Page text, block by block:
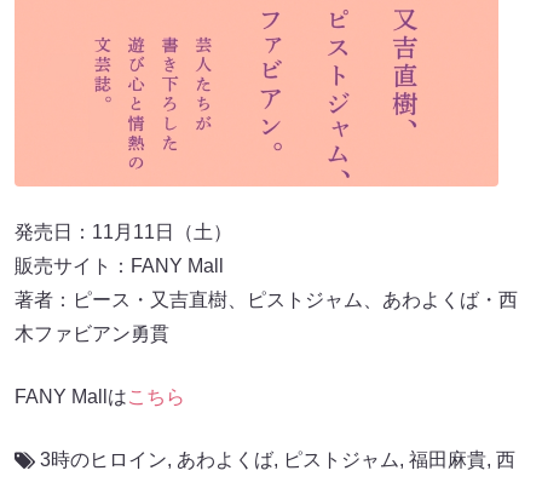
発売日：11月11日（土）
販売サイト：FANY Mall
著者：ピース・又吉直樹、ピストジャム、あわよくば・西
木ファビアン勇貫
FANY Mallはこちら
3時のヒロイン, あわよくば, ピストジャム, 福田麻貴, 西